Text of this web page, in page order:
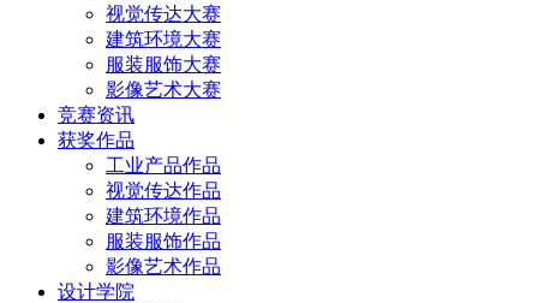
视觉传达大赛
建筑环境大赛
服装服饰大赛
影像艺术大赛
竞赛资讯
获奖作品
工业产品作品
视觉传达作品
建筑环境作品
服装服饰作品
影像艺术作品
设计学院